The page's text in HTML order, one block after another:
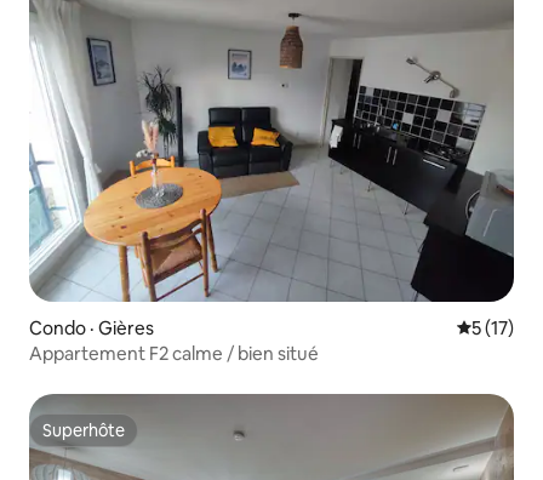
Condo · Gières Note
5 (17)
Appartement F2 calme / bien situé
Superhôte
Superhôte